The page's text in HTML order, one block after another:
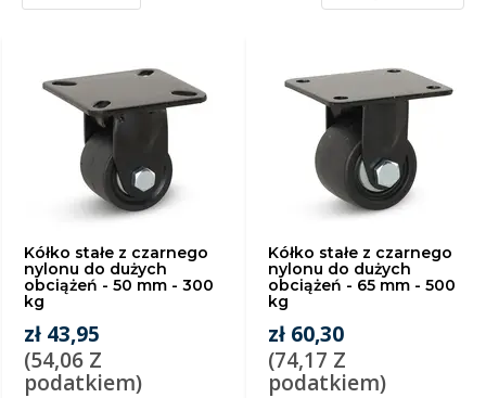
Kółko stałe z czarnego
nylonu do dużych
obciążeń - 50 mm - 300
kg
zł 43,95
(54,06 Z
podatkiem)
Kółko stałe z czarnego
nylonu do dużych
obciążeń - 65 mm - 500
kg
zł 60,30
(74,17 Z
podatkiem)